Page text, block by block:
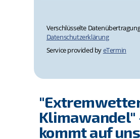
Klimawandel"
kommt auf